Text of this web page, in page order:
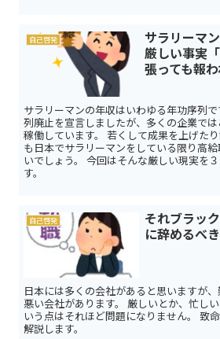
自己啓発
サラリーマ
厳しい事実
張っても報
サラリーマンの年収はいわゆる年功序列
列廃止を宣言しましたが、多くの企業で
稼働しています。 若くして成果を上げた
も日本でサラリーマンをしている限り高
いでしょう。 今回はそんな厳しい現実を
す。
自己啓発
それブラッ
に辞めるべ
日本には多くの会社があると思いますが
悪い会社があります。 厳しいとか、忙し
いう点はそれほど問題になりません。 致
解説します。